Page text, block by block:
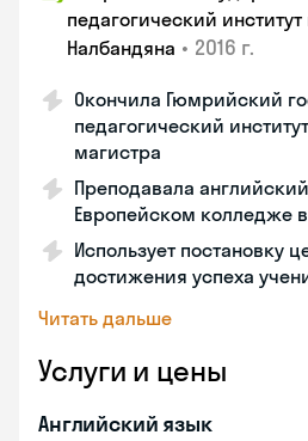
педагогический
Налбандяна • 2016 г.
Окончила Гюмрийский
педагогический
магистра
Преподавала
Европейском колледже
Использует постановку
достижения успеха
Читать дальше
Услуги и цены
Английский язык